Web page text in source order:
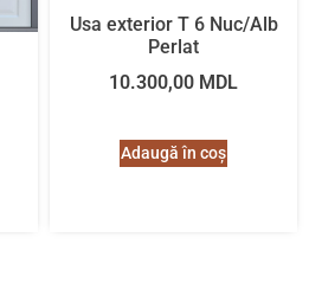
Usa exterior T 6 Nuc/Alb
Perlat
10.300,00 MDL
Adaugă în coș